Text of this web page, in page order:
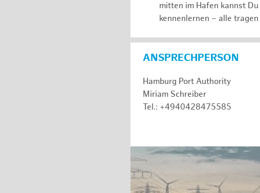
mitten im Hafen kannst
kennenlernen – alle
ANSPRECHPERSON
Hamburg Port Authority
Miriam Schreiber
Tel.: +4940428475585